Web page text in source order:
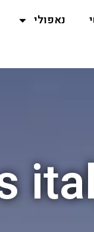
נאפולי